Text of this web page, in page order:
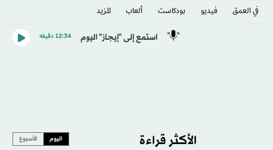
في العمق فيديو بودكاست ألعاب المزيد
استمع إلى "إيجاز" اليوم 12:34 دقيقه
الأكثر قراءة اليوم الأسبوع